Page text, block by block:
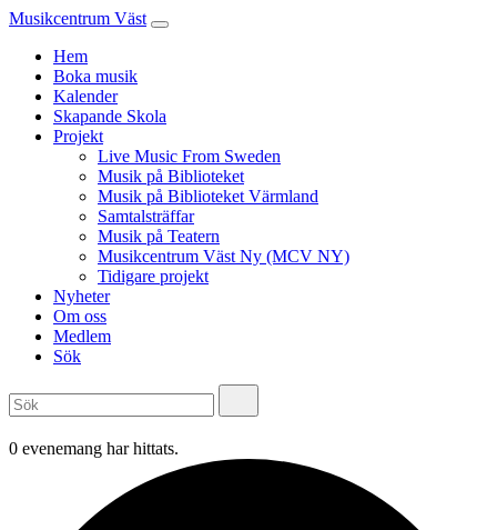
Musikcentrum Väst
Hem
Boka musik
Kalender
Skapande Skola
Projekt
Live Music From Sweden
Musik på Biblioteket
Musik på Biblioteket Värmland
Samtalsträffar
Musik på Teatern
Musikcentrum Väst Ny (MCV NY)
Tidigare projekt
Nyheter
Om oss
Medlem
Sök
0 evenemang har hittats.